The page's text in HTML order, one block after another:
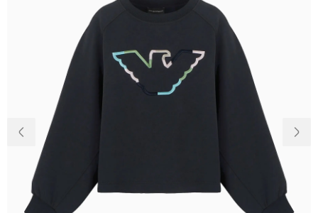
Корзина
О нас
Доставка и
оплата
Возвращение
Откуда о